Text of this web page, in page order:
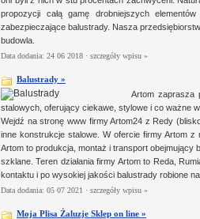
propozycji całą gamę drobniejszych
zabezpieczające balustrady. Nasza
budowla.
Data dodania: 24 06 2018 · szczegóły wpisu »
Balustrady »
Artom zaprasza
stalowych, oferujący ciekawe, stylowe i co ważne
Wejdź na stronę www firmy Artom24 z Redy
inne konstrukcje stalowe. W ofercie firmy Artom
Artom to produkcja, montaż i transport
szklane. Teren działania firmy Artom to Reda,
kontaktu i po wysokiej jakości balustrady robione
Data dodania: 05 07 2021 · szczegóły wpisu »
Moja Plisa Żaluzje Sklep on line »